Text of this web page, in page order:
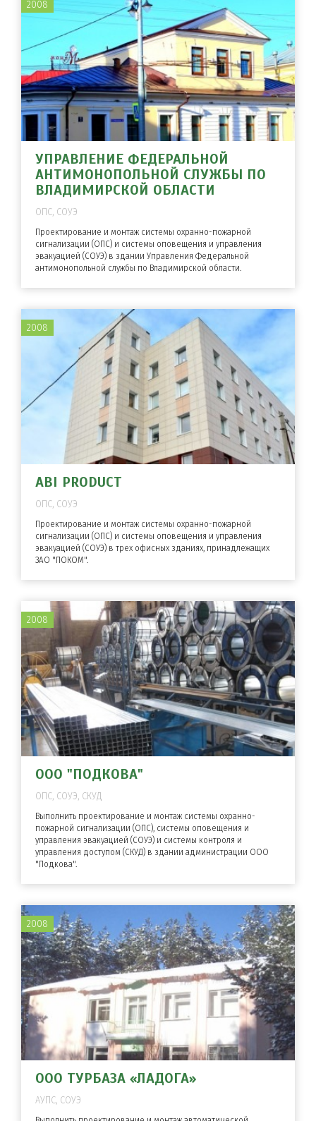
УПРАВЛЕНИЕ ФЕДЕРАЛЬНОЙ
АНТИМОНОПОЛЬНОЙ СЛУЖБЫ ПО
ВЛАДИМИРСКОЙ ОБЛАСТИ
ОПС, СОУЭ
Проектирование и монтаж системы охранно-пожарной
сигнализации (ОПС) и системы оповещения и управления
эвакуацией (СОУЭ) в здании Управления Федеральной
антимонопольной службы по Владимирской области.
2008
ABI PRODUCT
ОПС, СОУЭ
Проектирование и монтаж системы охранно-пожарной
сигнализации (ОПС) и системы оповещения и управления
эвакуацией (СОУЭ) в трех офисных зданиях, принадлежащих
ЗАО "ПОКОМ".
2008
ООО "ПОДКОВА"
ОПС, СОУЭ, СКУД
Выполнить проектирование и монтаж системы охранно-
пожарной сигнализации (ОПС), системы оповещения и
управления эвакуацией (СОУЭ) и системы контроля и
управления доступом (СКУД) в здании администрации ООО
"Подкова".
2008
ООО ТУРБАЗА «ЛАДОГА»
АУПС, СОУЭ
2008